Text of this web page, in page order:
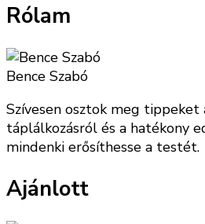
Rólam
Bence Szabó
Szívesen osztok meg tippeket
táplálkozásról és a hatékony
mindenki erősíthesse a testét.
Ajánlott